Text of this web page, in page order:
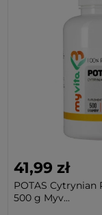
41,99 zł
POTAS Cytrynian
500 g Myv...